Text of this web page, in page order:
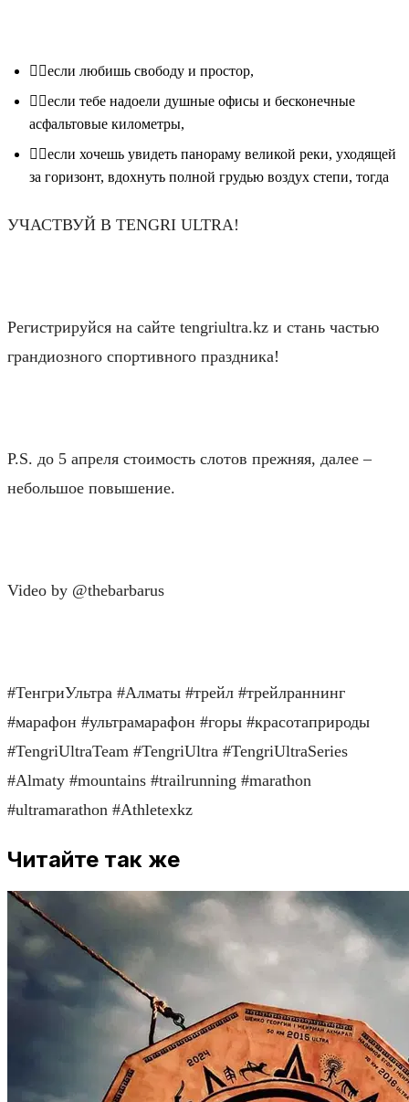
🏃‍♂️если любишь свободу и простор,
🏃‍♂️если тебе надоели душные офисы и бесконечные
асфальтовые километры,
🏃‍♂️если хочешь увидеть панораму великой реки, уходящей
за горизонт, вдохнуть полной грудью воздух степи, тогда
УЧАСТВУЙ В TENGRI ULTRA!
Регистрируйся на сайте tengriultra.kz и стань частью
грандиозного спортивного праздника!
P.S. до 5 апреля стоимость слотов прежняя, далее –
небольшое повышение.
Video by @thebarbarus
#ТенгриУльтра #Алматы #трейл #трейлраннинг
#марафон #ультрамарафон #горы #красотаприроды
#TengriUltraTeam #TengriUltra #TengriUltraSeries
#Almaty #mountains #trailrunning #marathon
#ultramarathon #Athletexkz
Читайте так же